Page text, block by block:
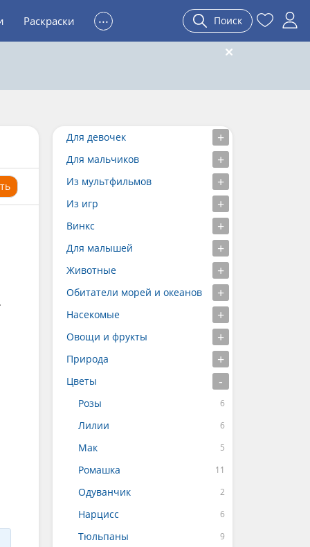
Раскраски ... Поиск
Для девочек
Для мальчиков
Из мультфильмов
Из игр
Винкс
Для малышей
Животные
Обитатели морей и океанов
Насекомые
Овощи и фрукты
Природа
Цветы
Розы
Лилии
Мак
Ромашка
Одуванчик
Нарцисс
Тюльпаны